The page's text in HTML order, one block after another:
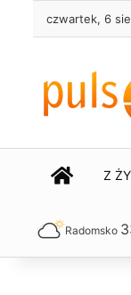
czwartek, 6
STRONA
Z
Radomsko